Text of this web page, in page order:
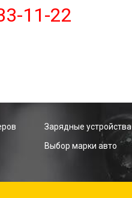
11-22
Зарядные устройства
Выбор марки авто